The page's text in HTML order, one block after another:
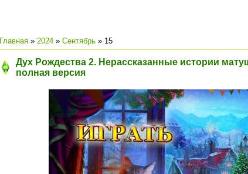
Главная » 2024 » Сентябрь » 15
Дух Рождества 2. Нерассказанные истории
полная версия